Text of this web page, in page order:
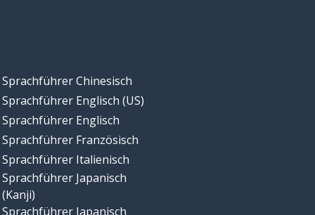
Sprachführer Chinesisch
Sprachführer Englisch (US)
Sprachführer Englisch
Sprachführer Französisch
Sprachführer Italienisch
Sprachführer Japanisch
(Kanji)
Sprachführer Japanisch